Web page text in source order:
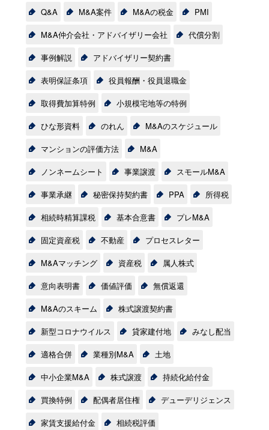
Q&A
M&A案件 M&Aの税金
PMI
M&A仲介会社・アドバイザリー会社
代償分割
事例解説
アドバイザリー契約書
表明保証条項
役員報酬・役員退職金
取得費加算特例
小規模宅地等の特例
ひな形資料
のれん
M&Aのスケジュール
マンションの評価方法
M&A
ノンネームシート
事業譲渡
スモールM&A
事業承継
秘密保持契約書 PPA
所得税
相続時精算課税
基本合意書
プレM&A
固定資産税
不動産
プロセスレター
M&Aマッチング
資産税
属人株式
意向表明書
価値評価
無償返還
M&Aのスキーム
株式譲渡契約書
新型コロナウイルス
貸家建付地
みなし配当
適格合併
業種別M&A
土地
中小企業M&A
株式譲渡
持続化給付金
買換特例
配偶者居住権
デューデリジェンス
家賃支援給付金
相続税評価